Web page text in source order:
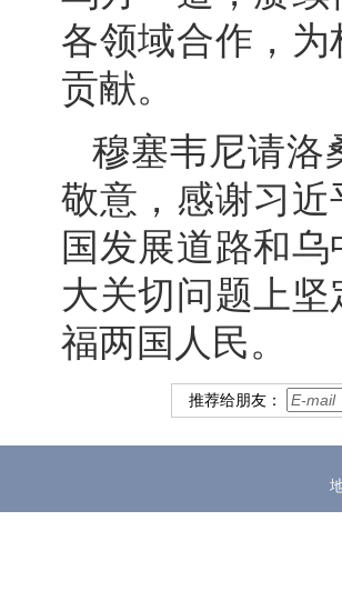
各领域合作，
贡献。
穆塞韦尼请洛
敬意，感谢习
国发展道路和
大关切问题上
福两国人民。
推荐给朋友：